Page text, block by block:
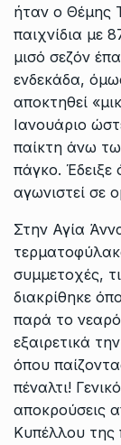
ήταν ο Θέμης
παιχνίδια με
μισό σεζόν
ενδεκάδα,
αποκτηθεί
Ιανουάριο
παίκτη άνω
πάγκο. Έδειξε
αγωνιστεί σε
Στην Αγία
συμμετοχές,
διακρίθηκε
παρά το
εξαιρετικά
όπου
πέναλτι!
αποκρούσεις
Κυπέλλου της